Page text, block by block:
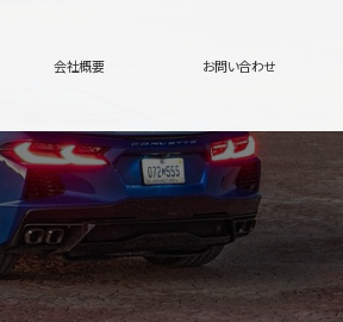
会社概要 お問い合わせ